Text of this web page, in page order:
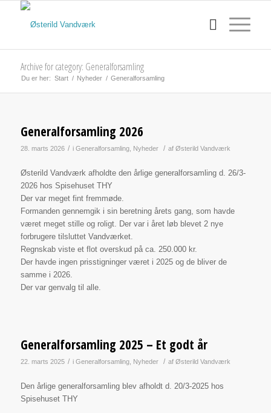
Archive for category: Generalforsamling
Du er her: Start / Nyheder / Generalforsamling
Generalforsamling 2026
28. marts 2026 / i Generalforsamling, Nyheder / af Østerild Vandværk
Østerild Vandværk afholdte den årlige generalforsamling d. 26/3-
2026 hos Spisehuset THY
Der var meget fint fremmøde.
Formanden gennemgik i sin beretning årets gang, som havde
været meget stille og roligt. Der var i året løb blevet 2 nye
forbrugere tilsluttet Vandværket.
Regnskab viste et flot overskud på ca. 250.000 kr.
Der havde ingen prisstigninger været i 2025 og de bliver de
samme i 2026.
Der var genvalg til alle.
Generalforsamling 2025 – Et godt år
22. marts 2025 / i Generalforsamling, Nyheder / af Østerild Vandværk
Den årlige generalforsamling blev afholdt d. 20/3-2025 hos
Spisehuset THY